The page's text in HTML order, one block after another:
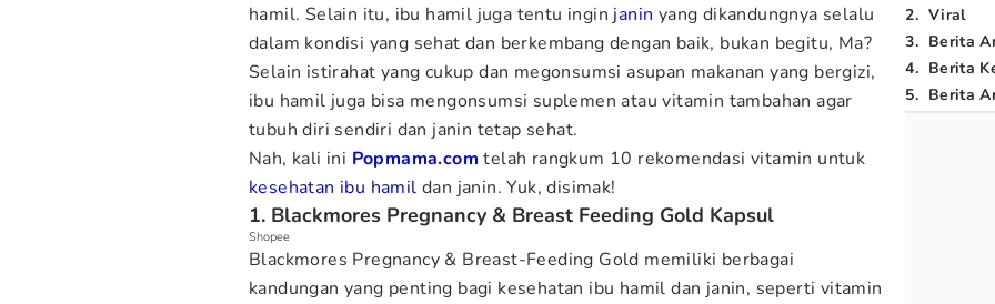
hamil. Selain itu, ibu hamil juga tentu ingin janin yang dikandungnya selalu
dalam kondisi yang sehat dan berkembang dengan baik, bukan begitu, Ma?
Selain istirahat yang cukup dan megonsumsi asupan makanan yang bergizi,
ibu hamil juga bisa mengonsumsi suplemen atau vitamin tambahan agar
tubuh diri sendiri dan janin tetap sehat.
Nah, kali ini Popmama.com telah rangkum 10 rekomendasi vitamin untuk
kesehatan ibu hamil dan janin. Yuk, disimak!
1. Blackmores Pregnancy & Breast Feeding Gold Kapsul
Shopee
Blackmores Pregnancy & Breast-Feeding Gold memiliki berbagai
kandungan yang penting bagi kesehatan ibu hamil dan janin, seperti vitamin
2. Viral
3. Berita
4. Berita
5. Berita